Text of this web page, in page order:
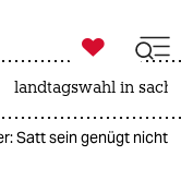

taz zahl ich
landtagswahl in
Satt sein genügt nicht